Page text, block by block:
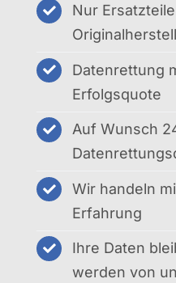
Nur
Datenrettung
Erfolgsquote
Auf Wunsch
Wir handeln
Erfahrung
Ihre Daten
werden von